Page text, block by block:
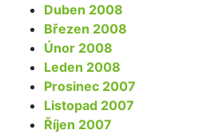
Duben 2008
Březen 2008
Únor 2008
Leden 2008
Prosinec 2007
Listopad 2007
Říjen 2007